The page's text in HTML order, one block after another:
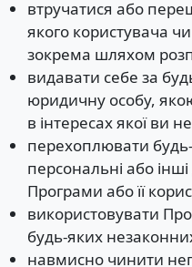
втручатися або
якого користувача
зокрема шляхом
видавати себе за
юридичну особу,
в інтересах якої ви
перехоплювати будь-
персональні або
Програми або її
використовувати
будь-яких
навмисно чинити